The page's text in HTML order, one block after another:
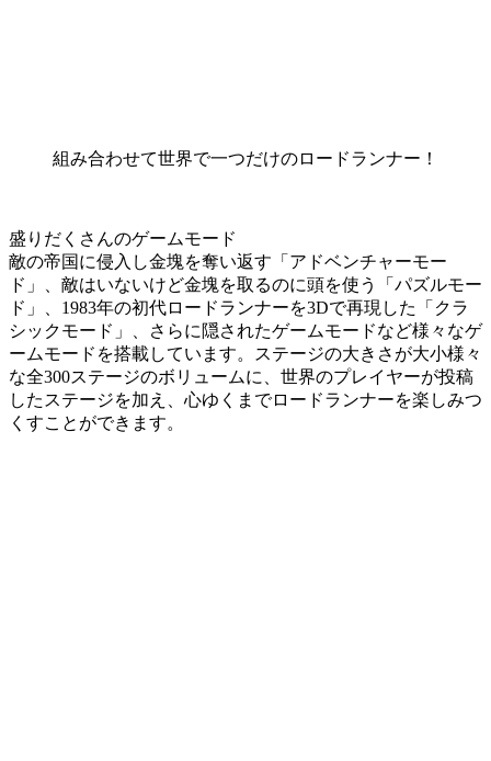
組み合わせて世界で一つだけのロードランナー！
盛りだくさんのゲームモード
敵の帝国に侵入し金塊を奪い返す「アドベンチャーモー
ド」、敵はいないけど金塊を取るのに頭を使う「パズルモー
ド」、1983年の初代ロードランナーを3Dで再現した「クラ
シックモード」、さらに隠されたゲームモードなど様々なゲ
ームモードを搭載しています。ステージの大きさが大小様々
な全300ステージのボリュームに、世界のプレイヤーが投稿
したステージを加え、心ゆくまでロードランナーを楽しみつ
くすことができます。